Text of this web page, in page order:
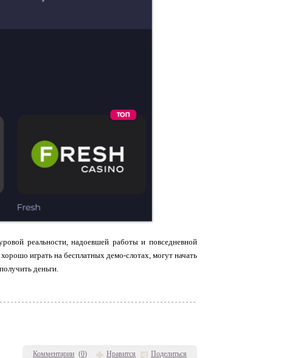
Комментарии (0) Нравится Поделиться
реальности, надоевшей работы и повседневной
играть на бесплатных демо-слотах, могут начать
деньги.